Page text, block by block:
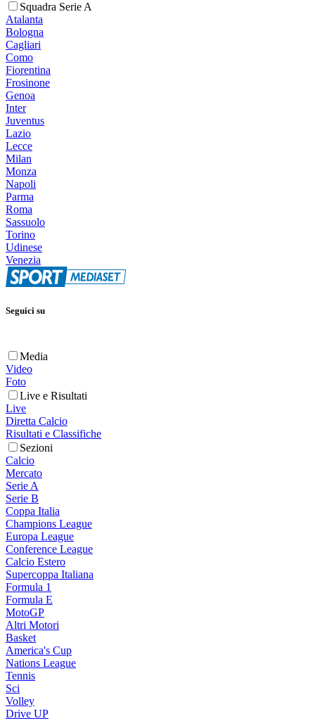
Squadra Serie A
Atalanta
Bologna
Cagliari
Como
Fiorentina
Frosinone
Genoa
Inter
Juventus
Lazio
Lecce
Milan
Monza
Napoli
Parma
Roma
Sassuolo
Torino
Udinese
Venezia
Seguici su
Media
Video
Foto
Live e Risultati
Live
Diretta Calcio
Risultati e Classifiche
Sezioni
Calcio
Mercato
Serie A
Serie B
Coppa Italia
Champions League
Europa League
Conference League
Calcio Estero
Supercoppa Italiana
Formula 1
Formula E
MotoGP
Altri Motori
Basket
America's Cup
Nations League
Tennis
Sci
Volley
Drive UP